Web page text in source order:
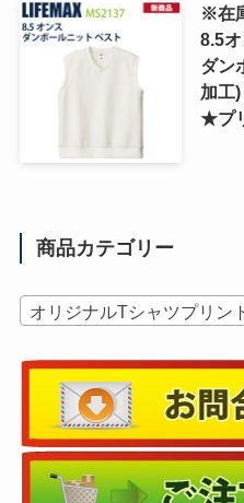
※在
8.5
ダン
加工)
★プ
商品カテゴリー
オリジナルTシャツプリン